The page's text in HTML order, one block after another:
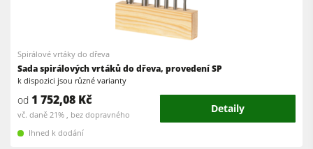
Projektový management
Spirálové vrtáky do dřeva
Sada spirálových vrtáků do dřeva, provedení SP
k dispozici jsou různé varianty
od 1 752,08 Kč
vč. daně 21% , bez dopravného Detaily
Ihned k dodání